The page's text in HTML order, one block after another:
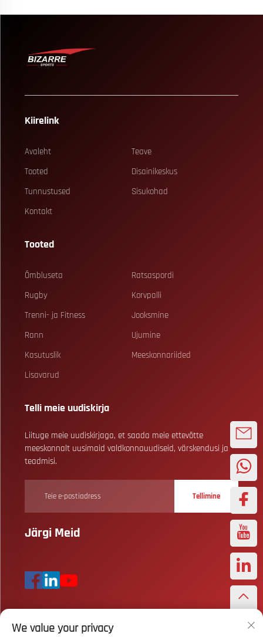
Kiirelink
Avaleht
Teave
Tooted
Disainikeskus
Tunnustused
Sisukohad
Kontakt
Tooted
Õmbluseta
Ratsaspordi
Rugby
Korvpalli
Trenni- ja Fitness
Jooksmine
Rann
Ujumine
Kasutuslik
Meeskonnariided
Lisavarud
Telli meie uudiskirja
Liituge meie uudiskirjaga, et saada meie ettevõtte
meeskonnalt uusimaid valdkonnauudiseid, värskendusi ja
teadmisi.
Tellimine
Järgi Meid
Autoriõigus © Wuhan Bizarre Sports Co., Ltd. Kõik õigused reserved
We value your privacy